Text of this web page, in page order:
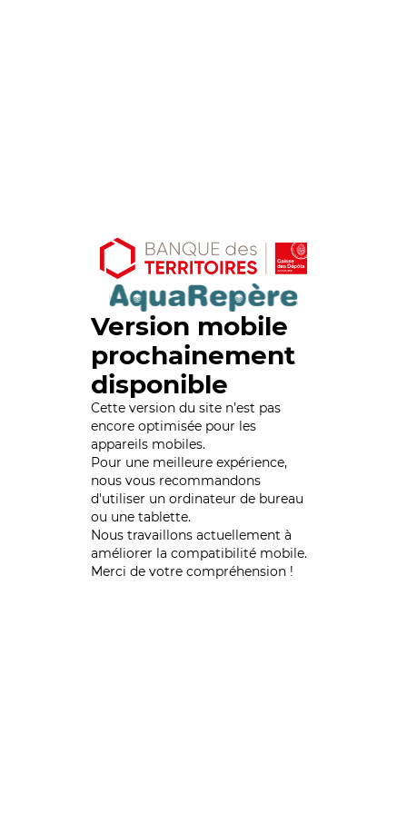
Version mobile
prochainement
disponible
Cette version du site n’est pas
encore optimisée pour les
appareils mobiles.
Pour une meilleure expérience,
nous vous recommandons
d'utiliser un ordinateur de bureau
ou une tablette.
Nous travaillons actuellement à
améliorer la compatibilité mobile.
Merci de votre compréhension !